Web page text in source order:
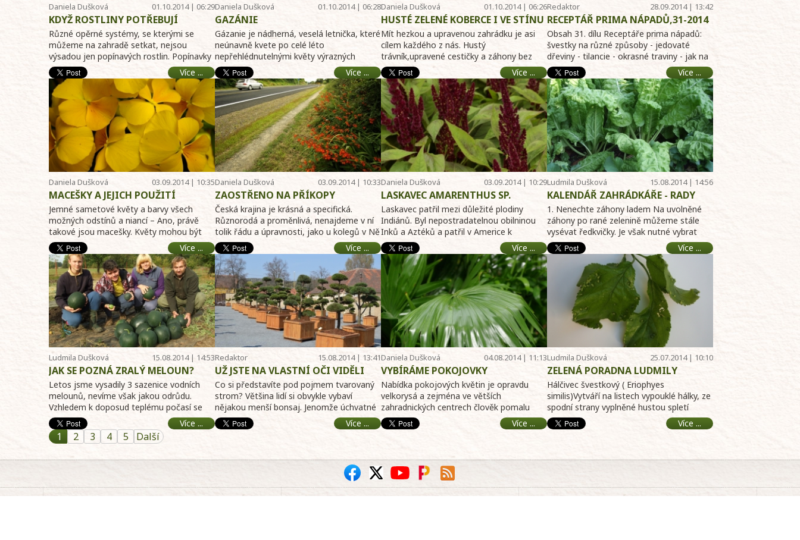
Daniela Dušková 01.10.2014 | 06:29
KDYŽ ROSTLINY POTŘEBUJÍ
PODEPŘÍT
Různé opěrné systémy, se kterými se
můžeme na zahradě setkat, nejsou
výsadou jen popínavých rostlin. Popínavky
se bez nich ...
Více ...
Daniela Dušková 01.10.2014 | 06:28
GAZÁNIE
Gázanie je nádherná, veselá letnička, které
neúnavně kvete po celé léto
nepřehlédnutelnými květy výrazných
barev.Gazán ...
Více ...
Daniela Dušková 01.10.2014 | 06:26
HUSTÉ ZELENÉ KOBERCE I VE STÍNU
Mít hezkou a upravenou zahrádku je asi
cílem každého z nás. Hustý
trávník,upravené cestičky a záhony bez
plevelů dodají p ...
Více ...
Redaktor
Telereceptáře
28.09.2014 | 13:42
RECEPTÁŘ PRIMA NÁPADŮ,31-2014
NA FTV PRIMA 28.9.2014 OD 12,30
HODIN
Obsah 31. dílu Receptáře prima nápadů:
švestky na různé způsoby - jedovaté
dřeviny - tilancie - okrasné traviny - jak na
plevele - krbov ...
Více ...
Daniela Dušková 03.09.2014 | 10:35
MACEŠKY A JEJICH POUŽITÍ
Jemné sametové květy a barvy všech
možných odstínů a niancí – Ano, právě
takové jsou macešky. Květy mohou být
nejen ne ...
Více ...
Daniela Dušková 03.09.2014 | 10:33
ZAOSTŘENO NA PŘÍKOPY
Česká krajina je krásná a specifická.
Různorodá a proměnlivá, nenajdeme v ní
tolik řádu a úpravnosti, jako u kolegů v Ně
...
Více ...
Daniela Dušková 03.09.2014 | 10:29
LASKAVEC AMARENTHUS SP.
Laskavec patřil mezi důležité plodiny
Indiánů. Byl nepostradatelnou obilninou
Inků a Aztéků a patřil v Americe k
nejstarším ...
Více ...
Ludmila Dušková 15.08.2014 | 14:56
KALENDÁŘ ZAHRÁDKÁŘE - RADY
LUDMILY DUŠKOVÉ NA SRPEN
1. Nenechte záhony ladem Na uvolněné
záhony po rané zelenině můžeme stále
vysévat ředkvičky. Je však nutné vybrat
vhodné odrůdy. Jsou ...
Více ...
Ludmila Dušková 15.08.2014 | 14:53
JAK SE POZNÁ ZRALÝ MELOUN?
Letos jsme vysadily 3 sazenice vodních
melounů, nevíme však jakou odrůdu.
Vzhledem k doposud teplému počasí se
jim výborně daří, dobře p ...
Více ...
Redaktor
Telereceptáře
15.08.2014 | 13:41
UŽ JSTE NA VLASTNÍ OČI VIDĚLI
OBROVSKÉ ZAHRADNÍ BONSAJE?
Co si představíte pod pojmem tvarovaný
strom? Většina lidí si obvykle vybaví
nějakou menší bonsaj. Jenomže úchvatné
a nevšední tvary d ...
Více ...
Daniela Dušková 04.08.2014 | 11:13
VYBÍRÁME POKOJOVKY
Nabídka pokojových květin je opravdu
velkorysá a zejména ve větších
zahradnických centrech člověk pomalu
neví, kam se dřív podívat. Ro ...
Více ...
Ludmila Dušková 25.07.2014 | 10:10
ZELENÁ PORADNA LUDMILY
DUŠKOVÉ
Hálčivec švestkový ( Eriophyes
similis)Vytváří na listech vypouklé hálky, ze
spodní strany vyplněné hustou spletí
trichom ...
Více ...
1 2 3 4 5 Další